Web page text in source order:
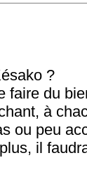
?
faire du
à
ou peu
il